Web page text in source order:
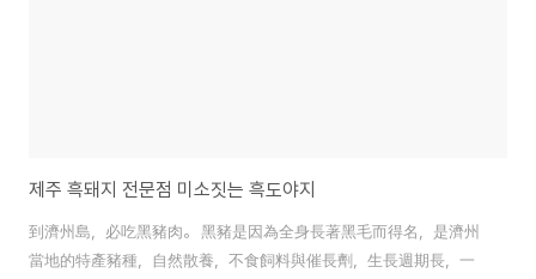
제주 흑돼지 전문점 미소짓는 흑도야지
到濟州島，必吃黑豬肉。 黑豬是因為全身長著黑毛而得名，是濟州
當地的特產豬種，自然散養，不食飼料與催長劑，生長週期長，一